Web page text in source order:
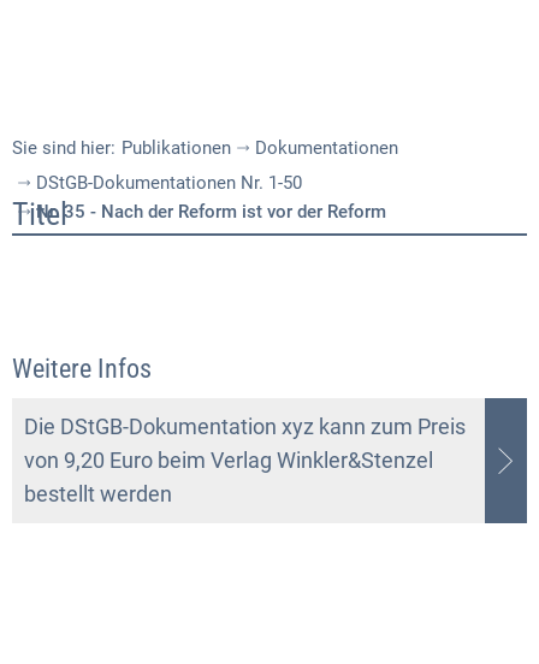
Sie sind hier: Publikationen
Dokumentationen
DStGB-Dokumentationen Nr. 1-50
Nr. 35 - Nach der Reform ist vor der Reform
Nr.
der
Reform
ist
Titel
Weitere Infos
Die DStGB-Dokumentation xyz kann zum Preis
von 9,20 Euro beim Verlag Winkler&Stenzel
bestellt werden